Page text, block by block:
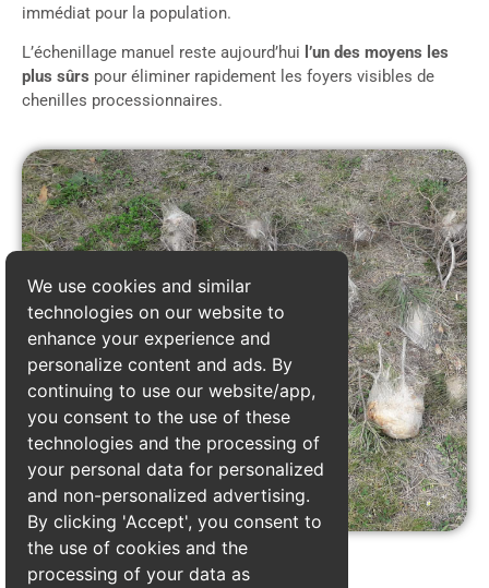
immédiat pour la population.
L’échenillage manuel reste aujourd’hui l’un des moyens les
plus sûrs pour éliminer rapidement les foyers visibles de
chenilles processionnaires.
We use cookies and similar
technologies on our website to
enhance your experience and
personalize content and ads. By
continuing to use our website/app,
you consent to the use of these
technologies and the processing of
your personal data for personalized
and non-personalized advertising.
By clicking 'Accept', you consent to
the use of cookies and the
processing of your data as